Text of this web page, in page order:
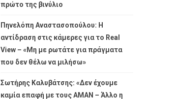
πρώτο της βινύλιο
Πηνελόπη Αναστασοπούλου: Η
αντίδραση στις κάμερες για το Real
View – «Μη με ρωτάτε για πράγματα
που δεν θέλω να μιλήσω»
Σωτήρης Καλυβάτσης: «Δεν έχουμε
καμία επαφή με τους ΑΜΑΝ – Άλλο η